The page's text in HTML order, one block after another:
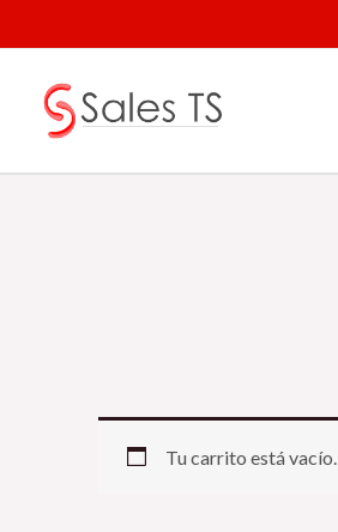
al
contenido
Tu carrito está vacío.